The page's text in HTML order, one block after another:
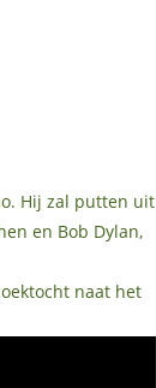
Hij zal putten uit
en Bob Dylan,
naat het